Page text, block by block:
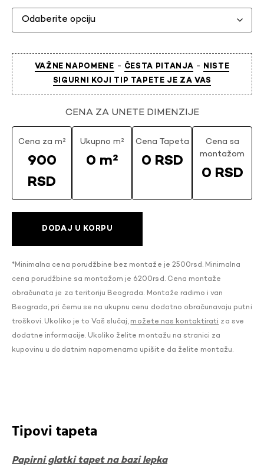
VAŽNE NAPOMENE - ČESTA PITANJA - NISTE
SIGURNI KOJI TIP TAPETE JE ZA VAS
CENA ZA UNETE DIMENZIJE
Cena za m²
900
RSD
Ukupno m²
0 m²
Cena Tapeta
0 RSD
Cena sa
montažom
0 RSD
DODAJ U KORPU
*Minimalna cena porudžbine bez montaže je 2500rsd. Minimalna
cena porudžbine sa montažom je 6200rsd. Cena montaže
obračunata je za teritoriju Beograda. Montaže radimo i van
Beograda, pri čemu se na ukupnu cenu dodatno obračunavaju putni
troškovi. Ukoliko je to Vaš slučaj, možete nas kontaktirati za sve
dodatne informacije. Ukoliko želite montažu na stranici za
kupovinu u dodatnim napomenama upišite da želite montažu.
Tipovi tapeta
Papirni glatki tapet na bazi lepka